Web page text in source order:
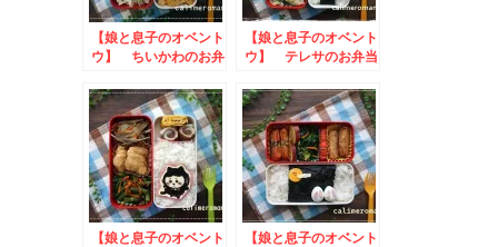
【娘と息子のオベント
ウ】 ちいかわのお弁
【娘と息子のオベント
ウ】 テレサのお弁当
【娘と息子のオベント
【娘と息子のオベント